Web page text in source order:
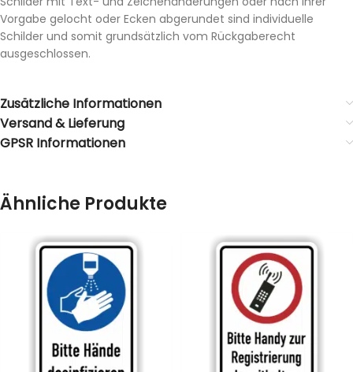
Vorgabe gelocht oder Ecken abgerundet sind individuelle
Schilder und somit grundsätzlich vom Rückgaberecht
ausgeschlossen.
Zusätzliche Informationen
Versand & Lieferung
GPSR Informationen
Ähnliche Produkte